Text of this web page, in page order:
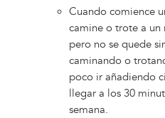
Cuando comience
camine o trote a
pero no se quede
caminando o
poco ir añadiendo
llegar a los 30
semana.